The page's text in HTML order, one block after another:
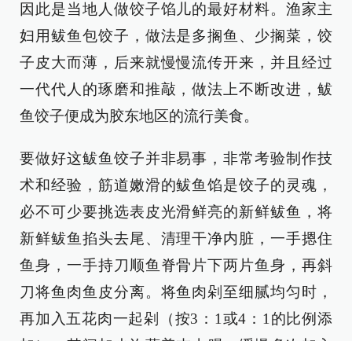
因此是当地人做饺子馅儿的最好材料。渔家主
妇用鲅鱼包饺子，做法是多搁鱼、少搁菜，饺
子皮大而薄，后来就慢慢流传开来，并且经过
一代代人的琢磨和推敲，做法上不断改进，鲅
鱼饺子便成为胶东地区的流行美食。
要做好这鲅鱼饺子并非易事，非常考验制作技
术和经验，筋道嫩滑的鲅鱼馅是饺子的灵魂，
必不可少要挑选表皮光滑鲜亮的新鲜鲅鱼，将
新鲜鲅鱼掐头去尾、清理干净内脏，一手摁住
鱼身，一手持刀顺鱼脊骨片下两片鱼身，再斜
刀将鱼肉鱼皮分离。将鱼肉剁至细腻均匀时，
再加入五花肉一起剁（按3：1或4：1的比例添